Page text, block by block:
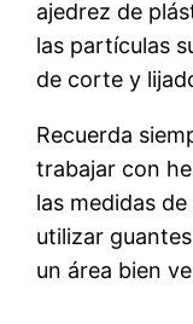
ajedrez de
las partículas
de corte y
Recuerda
trabajar con
las medidas
utilizar
un área bien